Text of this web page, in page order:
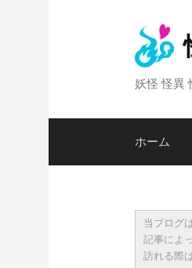
へ
妖怪 怪異
ホーム
当ブログ
記事によ
訪れる際